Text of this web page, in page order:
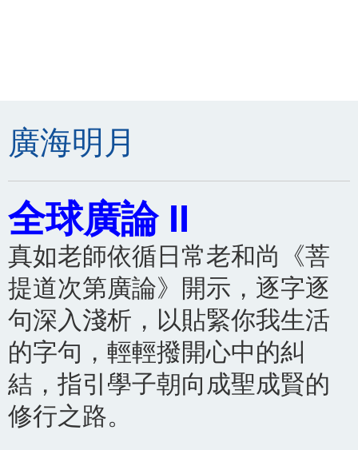
廣海明月
全球廣論 II
真如老師依循日常老和尚《菩
提道次第廣論》開示，逐字逐
句深入淺析，以貼緊你我生活
的字句，輕輕撥開心中的糾
結，指引學子朝向成聖成賢的
修行之路。